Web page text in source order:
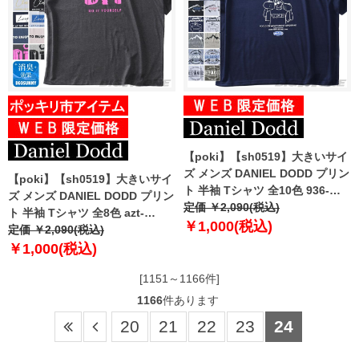
【poki】【sh0519】大きいサイ
ズ メンズ DANIEL DODD プリン
ト 半袖 Tシャツ 全8色 azt-
2202pt5
定価 ￥2,090(税込)
￥1,000(税込)
【poki】【sh0519】大きいサイ
ズ メンズ DANIEL DODD プリン
ト 半袖 Tシャツ 全10色 936-
t2202pt4
定価 ￥2,090(税込)
￥1,000(税込)
[1151～1166件]
1166件あります
20 21 22 23 24